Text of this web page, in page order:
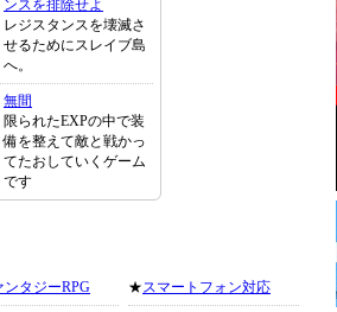
ンスを排除せよ
レジスタンスを壊滅さ
せるためにスレイブ島
へ。
無間
限られたEXPの中で装
備を整えて敵と戦かっ
てたおしていくゲーム
です
ンタジーRPG ★スマートフォン対応